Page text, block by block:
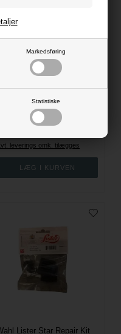
Markedsføring
Statistiske
349,00 DKK
leverings omk. tilægges
Lister Star Repair Kit